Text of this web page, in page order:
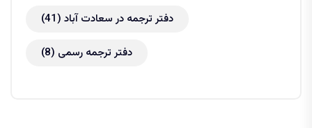
دفتر ترجمه در سعادت آباد (41)
دفتر ترجمه رسمی (8)